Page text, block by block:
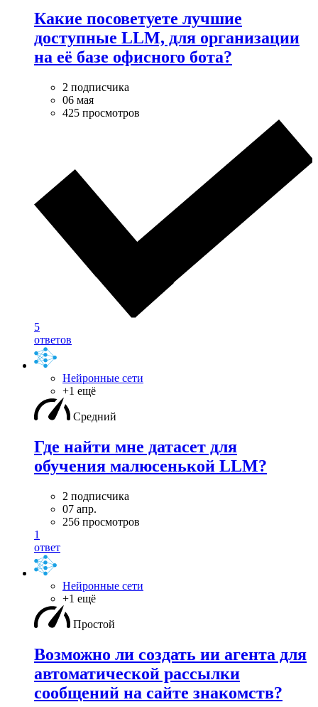
Какие посоветуете лучшие
доступные LLM, для организации
на её базе офисного бота?
2 подписчика
06 мая
425 просмотров
5
ответов
Нейронные сети
+1 ещё
Средний
Где найти мне датасет для
обучения малюсенькой LLM?
2 подписчика
07 апр.
256 просмотров
1
ответ
Нейронные сети
+1 ещё
Простой
Возможно ли создать ии агента для
автоматической рассылки
сообщений на сайте знакомств?